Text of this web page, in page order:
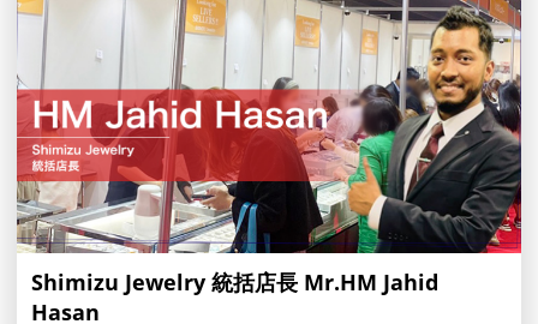
Shimizu Jewelry 統括店長 Mr.HM Jahid
Hasan